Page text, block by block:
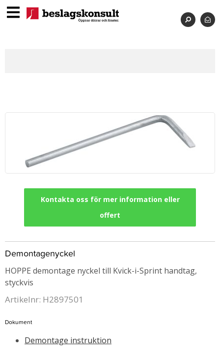
Kontakta oss för mer information eller
offert
Demontagenyckel
HOPPE demontage nyckel till Kvick-i-Sprint handtag,
styckvis
Artikelnr: H2897501
Dokument
Demontage instruktion